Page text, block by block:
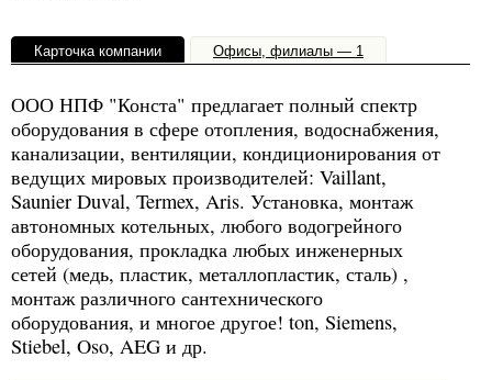
Карточка компании Офисы, филиалы — 1
ООО НПФ "Конста" предлагает полный спектр
оборудования в сфере отопления, водоснабжения,
канализации, вентиляции, кондиционирования от
ведущих мировых производителей: Vaillant,
Saunier Duval, Termex, Aris. Установка, монтаж
автономных котельных, любого водогрейного
оборудования, прокладка любых инженерных
сетей (медь, пластик, металлопластик, сталь) ,
монтаж различного сантехнического
оборудования, и многое другое! ton, Siemens,
Stiebel, Oso, AEG и др.